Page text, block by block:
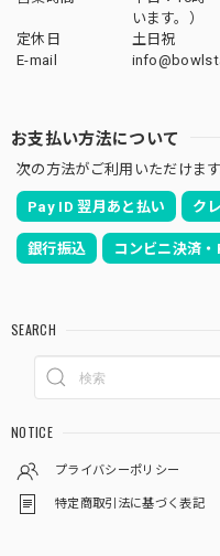
います。）
定休日
土日祝
E-mail
お支払い方法について
次の方法がご利用いただけます
Pay ID 翌月あと払い ク
銀行振込 コンビニ決済
SEARCH
NOTICE
プライバシーポリシー
特定商取引法に基づく表記